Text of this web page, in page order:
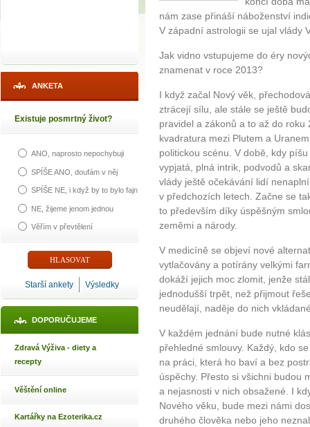
ANKETA
Existuje posmrtný život?
ANO, naprosto nepochybuji
SPÍŠE ANO, doufám v něj
SPÍŠE NE, i když by to bylo fajn
NE, žijeme jenom jednou
Věřím v převtělení
Starší ankety Výsledky
DOPORUČUJEME
Zdravá Výživa - diety a
recepty
Věštění online
Kartářky na Ezoterika.cz
nám zase přináší náboženství
V západní astrologii se ujal vlády
Jak vidno vstupujeme do éry
znamenat v roce 2013?
I když začal Nový věk,
ztrácejí sílu, ale stále se ještě
pravidel a zákonů a to až do
kvadratura mezi Plutem a
politickou scénu. V době, kdy
vypjatá, plná intrik, podvodů a
vlády ještě očekávání lidí
v předchozích letech. Začne se
to především díky úspěšným
zeměmi a národy.
V medicíně se objeví nové
vytlačovány a potírány velkými
dokáží jejich moc zlomit, jenže
jednodušší trpět, než přijmout
neudělají, naděje do nich
V každém jednání bude nutné
přehledné smlouvy. Každý, kdo
na práci, která ho baví a bez
úspěchy. Přesto si všichni budou
a nejasnosti v nich obsažené. I
Nového věku, bude mezi námi
druhého člověka nebo jeho